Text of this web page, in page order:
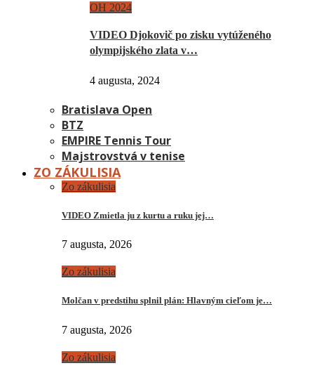
OH 2024
VIDEO Djokovič po zisku vytúženého
olympijského zlata v…
4 augusta, 2024
Bratislava Open
BTZ
EMPIRE Tennis Tour
Majstrovstvá v tenise
ZO ZÁKULISIA
Zo zákulisia
VIDEO Zmietla ju z kurtu a ruku jej…
7 augusta, 2026
Zo zákulisia
Molčan v predstihu splnil plán: Hlavným cieľom je…
7 augusta, 2026
Zo zákulisia